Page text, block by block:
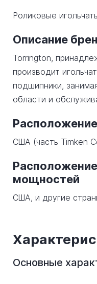
Роликовые
Описание
Torrington,
производит
подшипники,
области и
США (часть Timken
мощностей
США, и другие
Основные